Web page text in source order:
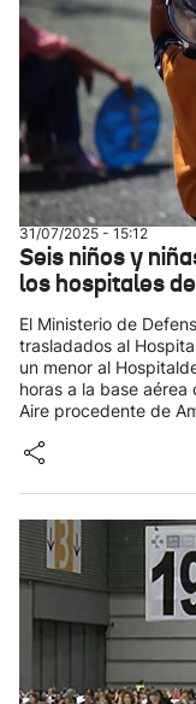
31/07/2025 - 15:12
Seis niños y
los hospitales
El Ministerio de
trasladados al
un menor al
horas a la base
Aire procedente de